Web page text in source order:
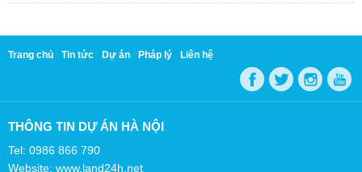
Trang chủ Tin tức Dự án Pháp lý Liên hệ
THÔNG TIN DỰ ÁN HÀ NỘI
Tel: 0986 866 790
Website: www.land24h.net